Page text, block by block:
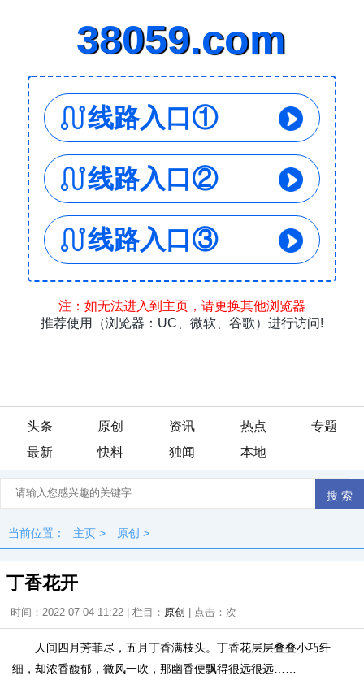
头条 原创 资讯 热点
专题
最新
快料 独闻 本地
当前位置： 主页 > 原创 >
丁香花开
时间：2022-07-04 11:22 | 栏目： 原创 | 点击： 次
人间四月芳菲尽，五月丁香满枝头。丁香花层层叠叠小巧纤
细，却浓香馥郁，微风一吹，那幽香便飘得很远很远……